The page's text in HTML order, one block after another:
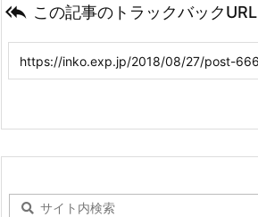
 この記事のトラックバックURL